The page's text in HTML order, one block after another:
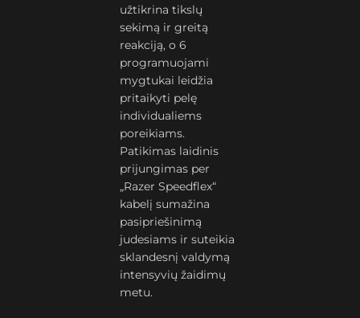
užtikrina tikslų
sekimą ir greitą
reakciją, o 6
programuojami
mygtukai leidžia
pritaikyti pelę
individualiems
poreikiams.
Patikimas laidinis
prijungimas per
„Razer Speedflex“
kabelį sumažina
pasipriešinimą
judesiams ir suteikia
sklandesnį valdymą
intensyvių žaidimų
metu.